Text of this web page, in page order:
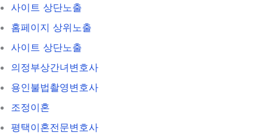
사이트 상단노출
홈페이지 상위노출
사이트 상단노출
의정부상간녀변호사
용인불법촬영변호사
조정이혼
평택이혼전문변호사